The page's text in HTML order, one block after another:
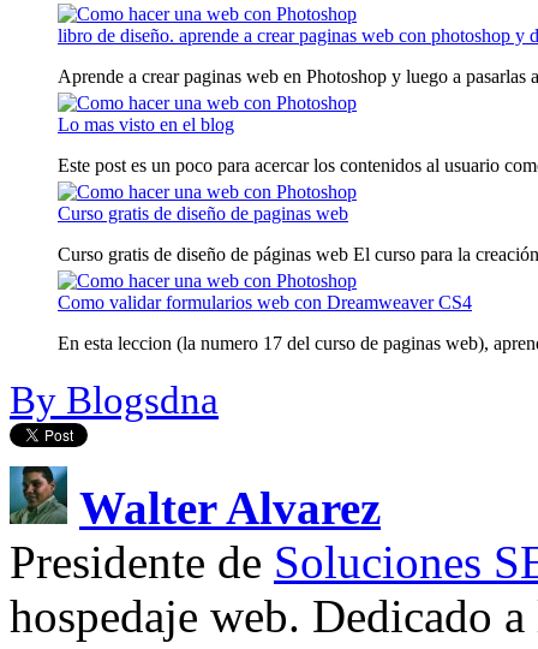
libro de diseño. aprende a crear paginas web con photoshop y
Aprende a crear paginas web en Photoshop y luego a pasarlas
Lo mas visto en el blog
Este post es un poco para acercar los contenidos al usuario
Curso gratis de diseño de paginas web
Curso gratis de diseño de páginas web El curso para la
Como validar formularios web con Dreamweaver CS4
En esta leccion (la numero 17 del curso de paginas web),
By Blogsdna
Walter Alvarez
Presidente de Soluciones
hospedaje web. Dedicado